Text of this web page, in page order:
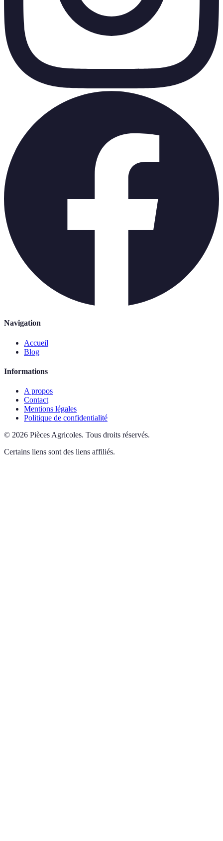
Navigation
Accueil
Blog
Informations
A propos
Contact
Mentions légales
Politique de confidentialité
© 2026 Pièces Agricoles. Tous droits réservés.
Certains liens sont des liens affiliés.